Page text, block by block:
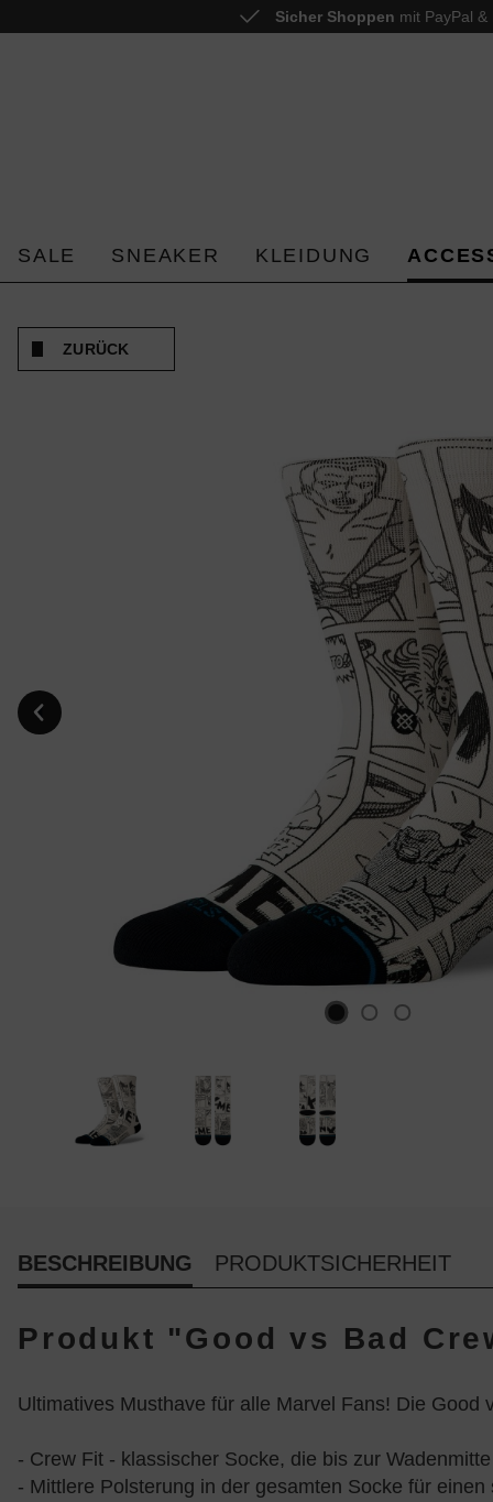
Zur Hauptnavigation springen
Sicher Shoppen mit PayPal &
SALE SNEAKER KLEIDUNG
ZURÜCK
BESCHREIBUNG PRODUKTSICHERHEIT
Produkt "Good vs Bad
Ultimatives Musthave für alle Marvel Fans! Die
- Crew Fit - klassischer Socke, die bis zur
- Mittlere Polsterung in der gesamten Socke für einen